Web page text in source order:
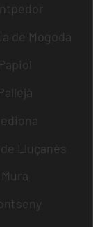
de Mogoda
Papiol
Lluçanès
Mura